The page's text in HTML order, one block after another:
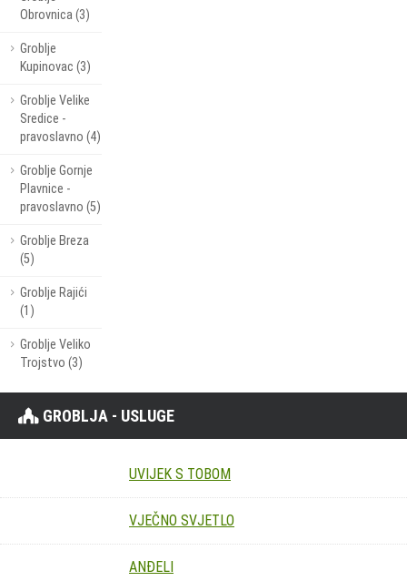
Obrovnica (3)
Groblje
Kupinovac (3)
Groblje Velike
Sredice -
pravoslavno (4)
Groblje Gornje
Plavnice -
pravoslavno (5)
Groblje Breza
(5)
Groblje Rajići
(1)
Groblje Veliko
Trojstvo (3)
GROBLJA - USLUGE
UVIJEK S TOBOM
VJEČNO SVJETLO
ANĐELI